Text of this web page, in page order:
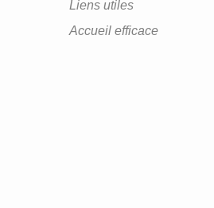
Liens utiles
Accueil efficace